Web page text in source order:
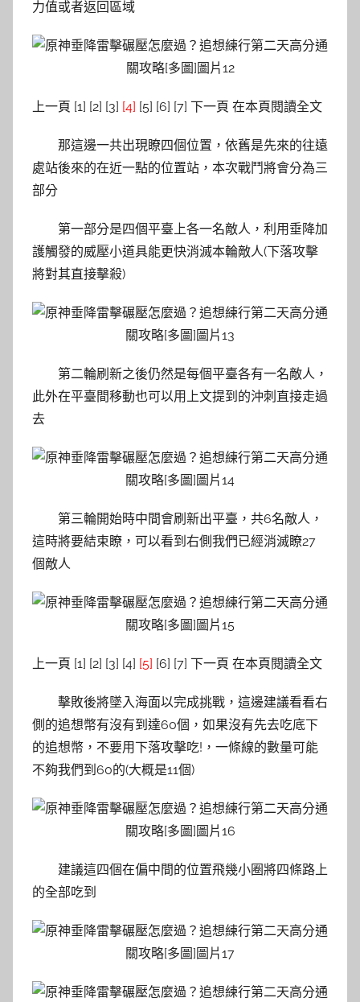
力值或者返回區域
上一頁 [1] [2] [3] [4] [5] [6] [7] 下一頁 在本頁閱讀全文
那這邊一共出現瞭四個位置，依舊是先來的往遠
處站後來的在近一點的位置站，本次戰鬥將會分為三
部分
第一部分是四個平臺上各一名敵人，利用垂降加
護觸發的威壓小道具能更快消滅本輪敵人(下落攻擊
將對其直接擊殺)
第二輪刷新之後仍然是每個平臺各有一名敵人，
此外在平臺間移動也可以用上文提到的沖刺直接走過
去
第三輪開始時中間會刷新出平臺，共6名敵人，
這時將要結束瞭，可以看到右側我們已經消滅瞭27
個敵人
上一頁 [1] [2] [3] [4] [5] [6] [7] 下一頁 在本頁閱讀全文
擊敗後將墜入海面以完成挑戰，這邊建議看看右
側的追想幣有沒有到達60個，如果沒有先去吃底下
的追想幣，不要用下落攻擊吃!，一條線的數量可能
不夠我們到60的(大概是11個)
建議這四個在偏中間的位置飛幾小圈將四條路上
的全部吃到